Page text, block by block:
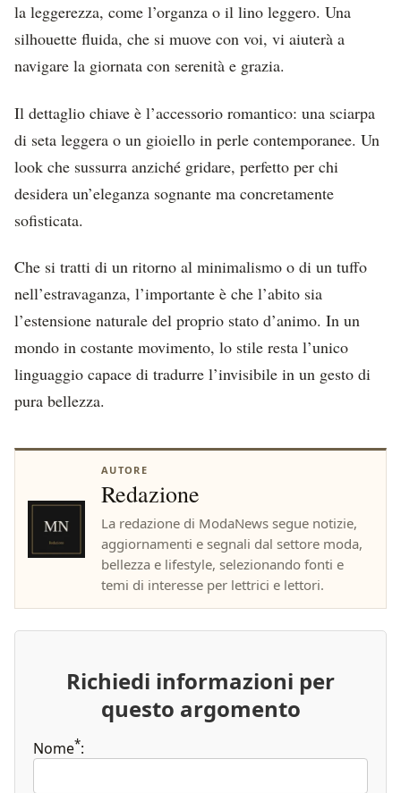
la leggerezza, come l’organza o il lino leggero. Una
silhouette fluida, che si muove con voi, vi aiuterà a
navigare la giornata con serenità e grazia.
Il dettaglio chiave è l’accessorio romantico: una sciarpa
di seta leggera o un gioiello in perle contemporanee. Un
look che sussurra anziché gridare, perfetto per chi
desidera un’eleganza sognante ma concretamente
sofisticata.
Che si tratti di un ritorno al minimalismo o di un tuffo
nell’estravaganza, l’importante è che l’abito sia
l’estensione naturale del proprio stato d’animo. In un
mondo in costante movimento, lo stile resta l’unico
linguaggio capace di tradurre l’invisibile in un gesto di
pura bellezza.
AUTORE
Redazione
La redazione di ModaNews segue notizie,
aggiornamenti e segnali dal settore moda,
bellezza e lifestyle, selezionando fonti e
temi di interesse per lettrici e lettori.
Richiedi informazioni per
questo argomento
Nome*: